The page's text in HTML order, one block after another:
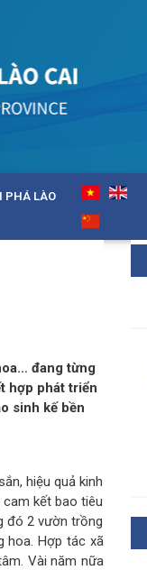
PHÁ LÀO
đang từng
hợp phát triển
sinh kế bền
hiệu quả kinh
kết bao tiêu
đó 2 vườn trồng
hoa. Hợp tác xã
Vài năm nữa